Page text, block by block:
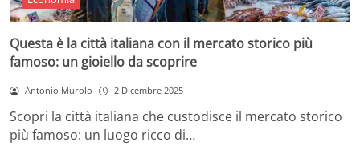
Questa è la città italiana con il mercato storico più
famoso: un gioiello da scoprire
Antonio Murolo 2 Dicembre 2025
Scopri la città italiana che custodisce il mercato storico
più famoso: un luogo ricco di…